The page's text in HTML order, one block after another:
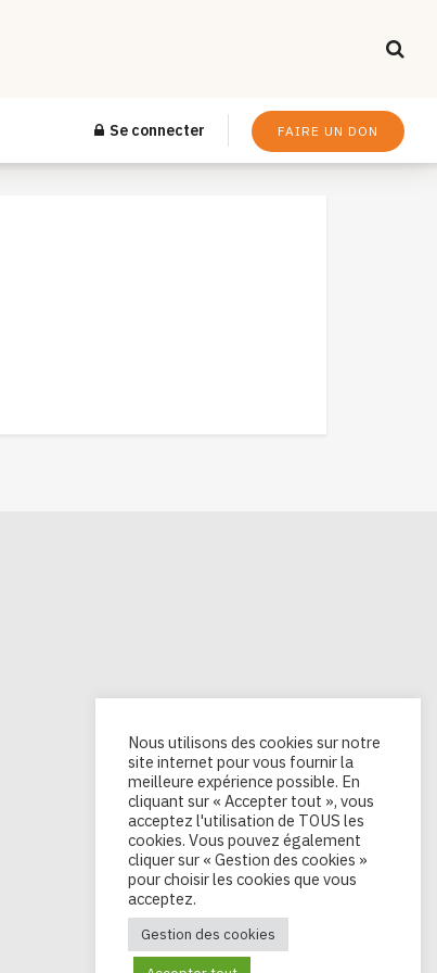
Se connecter FAIRE UN DON
Nous utilisons des cookies sur notre
site internet pour vous fournir la
meilleure expérience possible. En
cliquant sur « Accepter tout », vous
acceptez l'utilisation de TOUS les
cookies. Vous pouvez également
cliquer sur « Gestion des cookies »
pour choisir les cookies que vous
acceptez.
Gestion des cookies